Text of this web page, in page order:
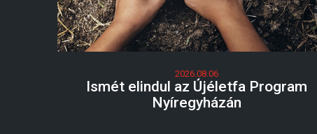
2026.08.06
Ismét elindul az Újéletfa Program
Nyíregyházán